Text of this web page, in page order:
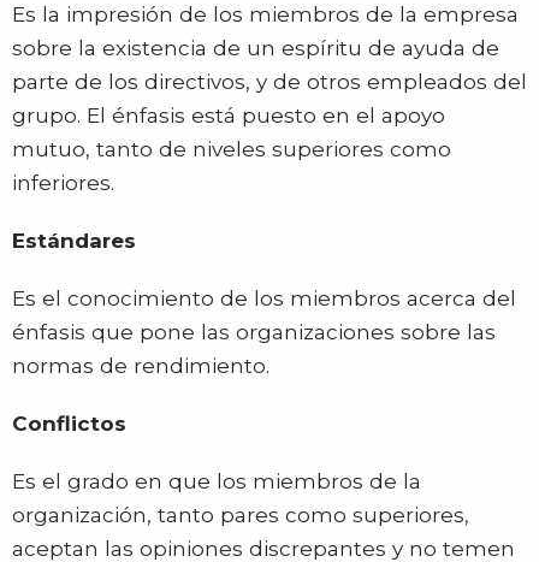
Es la impresión de los miembros de la empresa
sobre la existencia de un espíritu de ayuda de
parte de los directivos, y de otros empleados del
grupo. El énfasis está puesto en el apoyo
mutuo, tanto de niveles superiores como
inferiores.
Estándares
Es el conocimiento de los miembros acerca del
énfasis que pone las organizaciones sobre las
normas de rendimiento.
Conflictos
Es el grado en que los miembros de la
organización, tanto pares como superiores,
aceptan las opiniones discrepantes y no temen